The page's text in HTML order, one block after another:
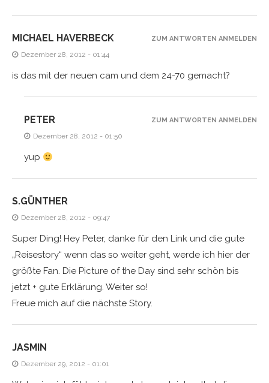
MICHAEL HAVERBECK
Dezember 28, 2012 - 01:44
is das mit der neuen cam und dem 24-70 gemacht?
ZUM ANTWORTEN ANMELDEN
PETER
Dezember 28, 2012 - 01:50
yup
ZUM ANTWORTEN ANMELDEN
S.GÜNTHER
Dezember 28, 2012 - 09:47
Super Ding! Hey Peter, danke für den Link und die gute
„Reisestory“ wenn das so weiter geht, werde ich hier der
größte Fan. Die Picture of the Day sind sehr schön bis
jetzt + gute Erklärung. Weiter so!
Freue mich auf die nächste Story.
JASMIN
Dezember 29, 2012 - 01:01